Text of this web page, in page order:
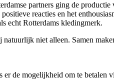
partners ging de
reacties en het
echt Rotterdams kledingmerk.
natuurlijk niet alleen. Samen
de mogelijkheid om te betalen